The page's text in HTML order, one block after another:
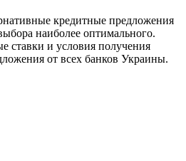
кредитные предложения
наиболее оптимального.
ставки и условия получения
от всех банков Украины.